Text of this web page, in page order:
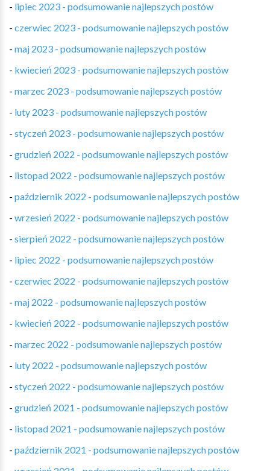
- lipiec 2023 - podsumowanie najlepszych postów
- czerwiec 2023 - podsumowanie najlepszych postów
- maj 2023 - podsumowanie najlepszych postów
- kwiecień 2023 - podsumowanie najlepszych postów
- marzec 2023 - podsumowanie najlepszych postów
- luty 2023 - podsumowanie najlepszych postów
- styczeń 2023 - podsumowanie najlepszych postów
- grudzień 2022 - podsumowanie najlepszych postów
- listopad 2022 - podsumowanie najlepszych postów
- październik 2022 - podsumowanie najlepszych postów
- wrzesień 2022 - podsumowanie najlepszych postów
- sierpień 2022 - podsumowanie najlepszych postów
- lipiec 2022 - podsumowanie najlepszych postów
- czerwiec 2022 - podsumowanie najlepszych postów
- maj 2022 - podsumowanie najlepszych postów
- kwiecień 2022 - podsumowanie najlepszych postów
- marzec 2022 - podsumowanie najlepszych postów
- luty 2022 - podsumowanie najlepszych postów
- styczeń 2022 - podsumowanie najlepszych postów
- grudzień 2021 - podsumowanie najlepszych postów
- listopad 2021 - podsumowanie najlepszych postów
- październik 2021 - podsumowanie najlepszych postów